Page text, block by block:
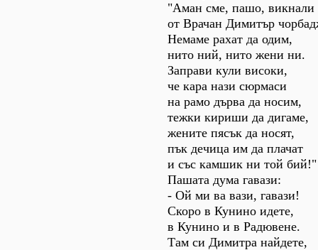
"Аман сме, пашо, викнали
от Врачан Димитър
Немаме рахат да одим,
нито ний, нито жени ни.
Заправи кули високи,
че кара нази сюрмаси
на рамо дърва да носим,
тежки кириши да дигаме,
жените пясък да носят,
пък дечица им да плачат
и със камшик ни той бий!"
Пашата дума гавази:
- Ой ми ва вази, гавази!
Скоро в Кунино идете,
в Кунино и в Радювене.
Там си Димитра найдете,